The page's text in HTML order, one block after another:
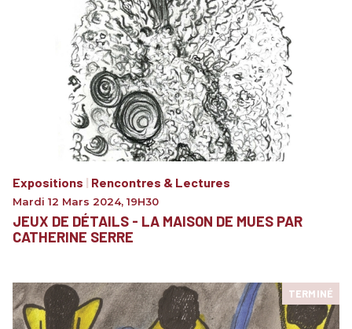
Expositions | Rencontres & Lectures
Mardi 12 Mars 2024, 19H30
JEUX DE DÉTAILS - LA MAISON DE MUES PAR
CATHERINE SERRE
TERMINÉ